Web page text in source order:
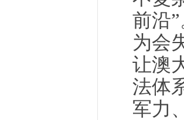
前沿
为会
让澳
法体
军力